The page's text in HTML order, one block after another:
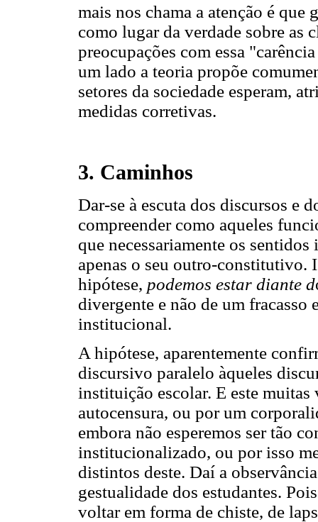
mais nos chama a atenção é que
como lugar da verdade sobre as
preocupações com essa
um lado a teoria propõe
setores da sociedade esperam,
medidas corretivas.
3. Caminhos
Dar-se à escuta dos discursos e
compreender como aqueles
que necessariamente os
apenas o seu outro-constitutivo.
hipótese, podemos estar diante d
divergente e não de um
institucional.
A hipótese, aparentemente
discursivo paralelo àqueles
instituição escolar. E este muitas
autocensura, ou por um
embora não esperemos ser tão
institucionalizado, ou por isso
distintos deste. Daí a
gestualidade dos estudantes.
voltar em forma de chiste, de